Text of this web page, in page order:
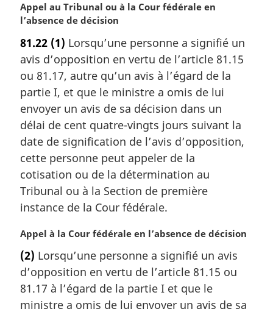
N
o
e
m
a
r
g
i
n
a
l
:
Appel au Tribunal ou à la Cour fédérale en
l’absence de décision
81.22 (1) Lorsqu’une personne a signifié un
avis d’opposition en vertu de l’article 81.15
ou 81.17, autre qu’un avis à l’égard de la
partie I, et que le ministre a omis de lui
envoyer un avis de sa décision dans un
délai de cent quatre-vingts jours suivant la
date de signification de l’avis d’opposition,
cette personne peut appeler de la
cotisation ou de la détermination au
Tribunal ou à la Section de première
instance de la Cour fédérale.
N
t
e
m
a
Appel à la Cour fédérale en l’absence de décision
(2) Lorsqu’une personne a signifié un avis
d’opposition en vertu de l’article 81.15 ou
81.17 à l’égard de la partie I et que le
ministre a omis de lui envoyer un avis de sa